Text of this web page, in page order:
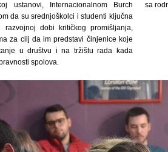
ustanovi, Internacionalnom Burch
da su srednjoškolci i studenti ključna
dobi kritičkog promišljanja,
za cilj da im predstavi činjenice koje
u društvu i na tržištu rada kada
spolova.
sa